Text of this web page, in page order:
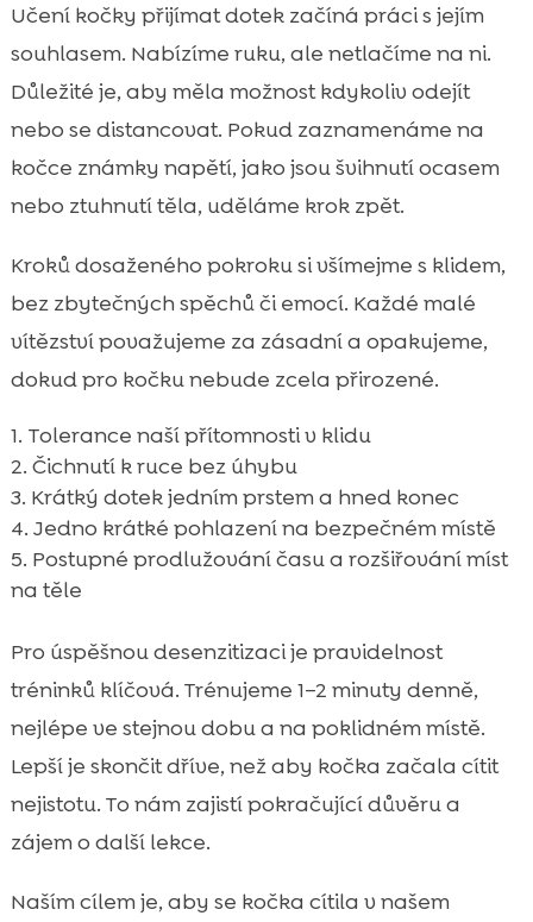
Učení kočky přijímat dotek začíná práci s jejím
souhlasem. Nabízíme ruku, ale netlačíme na ni.
Důležité je, aby měla možnost kdykoliv odejít
nebo se distancovat. Pokud zaznamenáme na
kočce známky napětí, jako jsou švihnutí ocasem
nebo ztuhnutí těla, uděláme krok zpět.
Kroků dosaženého pokroku si všímejme s klidem,
bez zbytečných spěchů či emocí. Každé malé
vítězství považujeme za zásadní a opakujeme,
dokud pro kočku nebude zcela přirozené.
Tolerance naší přítomnosti v klidu
Čichnutí k ruce bez úhybu
Krátký dotek jedním prstem a hned konec
Jedno krátké pohlazení na bezpečném místě
Postupné prodlužování času a rozšiřování míst
na těle
Pro úspěšnou desenzitizaci je pravidelnost
tréninků klíčová. Trénujeme 1–2 minuty denně,
nejlépe ve stejnou dobu a na poklidném místě.
Lepší je skončit dříve, než aby kočka začala cítit
nejistotu. To nám zajistí pokračující důvěru a
zájem o další lekce.
Naším cílem je, aby se kočka cítila v našem